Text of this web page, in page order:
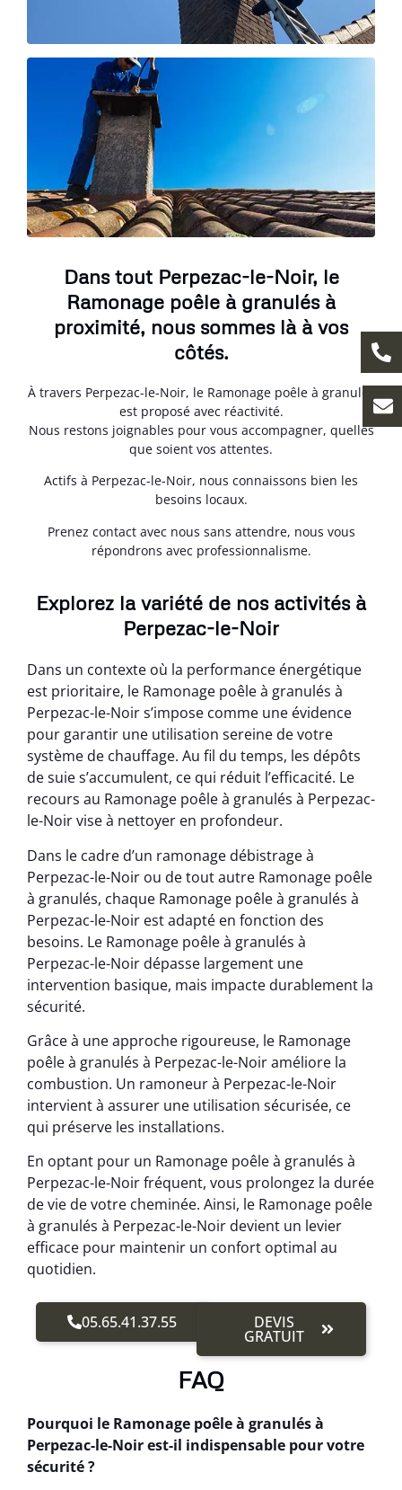
Dans tout Perpezac-le-Noir, le
Ramonage poêle à granulés à
proximité, nous sommes là à vos
côtés.
À travers Perpezac-le-Noir, le Ramonage poêle à granulés
est proposé avec réactivité.
Nous restons joignables pour vous accompagner, quelles
que soient vos attentes.
Actifs à Perpezac-le-Noir, nous connaissons bien les
besoins locaux.
Prenez contact avec nous sans attendre, nous vous
répondrons avec professionnalisme.
Explorez la variété de nos activités à
Perpezac-le-Noir
Dans un contexte où la performance énergétique
est prioritaire, le Ramonage poêle à granulés à
Perpezac-le-Noir s’impose comme une évidence
pour garantir une utilisation sereine de votre
système de chauffage. Au fil du temps, les dépôts
de suie s’accumulent, ce qui réduit l’efficacité. Le
recours au Ramonage poêle à granulés à Perpezac-
le-Noir vise à nettoyer en profondeur.
Dans le cadre d’un ramonage débistrage à
Perpezac-le-Noir ou de tout autre Ramonage poêle
à granulés, chaque Ramonage poêle à granulés à
Perpezac-le-Noir est adapté en fonction des
besoins. Le Ramonage poêle à granulés à
Perpezac-le-Noir dépasse largement une
intervention basique, mais impacte durablement la
sécurité.
Grâce à une approche rigoureuse, le Ramonage
poêle à granulés à Perpezac-le-Noir améliore la
combustion. Un ramoneur à Perpezac-le-Noir
intervient à assurer une utilisation sécurisée, ce
qui préserve les installations.
En optant pour un Ramonage poêle à granulés à
Perpezac-le-Noir fréquent, vous prolongez la durée
de vie de votre cheminée. Ainsi, le Ramonage poêle
à granulés à Perpezac-le-Noir devient un levier
efficace pour maintenir un confort optimal au
quotidien.
05.65.41.37.55 DEVIS
GRATUIT
FAQ
Pourquoi le Ramonage poêle à granulés à
Perpezac-le-Noir est-il indispensable pour votre
sécurité ?